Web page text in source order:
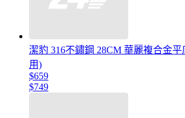
潔豹 316不鏽鋼 28CM 華麗複合金
用)
$659
$749